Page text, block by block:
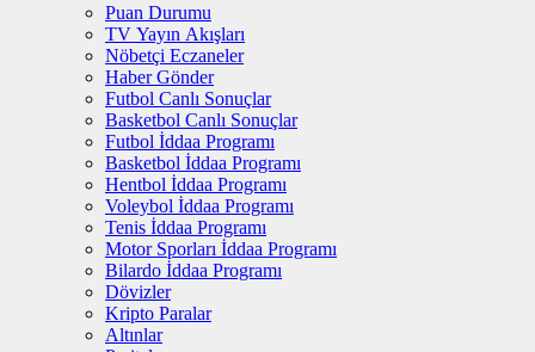
Puan Durumu
TV Yayın Akışları
Nöbetçi Eczaneler
Haber Gönder
Futbol Canlı Sonuçlar
Basketbol Canlı Sonuçlar
Futbol İddaa Programı
Basketbol İddaa Programı
Hentbol İddaa Programı
Voleybol İddaa Programı
Tenis İddaa Programı
Motor Sporları İddaa Programı
Bilardo İddaa Programı
Dövizler
Kripto Paralar
Altınlar